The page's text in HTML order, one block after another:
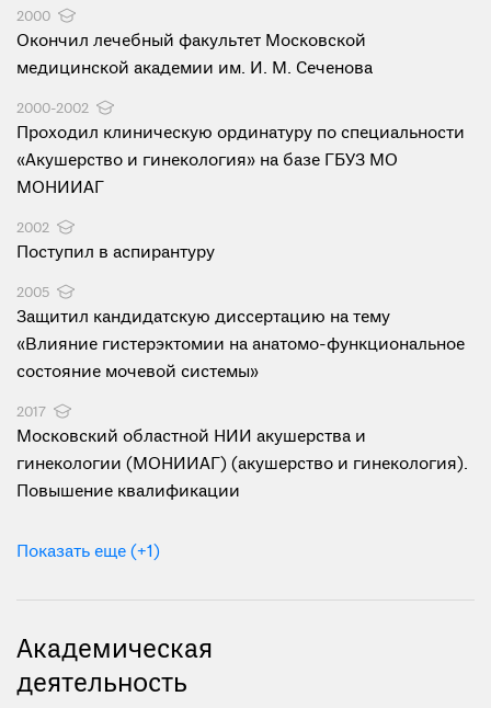
2000
Окончил лечебный факультет Московской
медицинской академии им. И. М. Сеченова
2000-2002
Проходил клиническую ординатуру по специальности
«Акушерство и гинекология» на базе ГБУЗ МО
МОНИИАГ
2002
Поступил в аспирантуру
2005
Защитил кандидатскую диссертацию на тему
«Влияние гистерэктомии на анатомо-функциональное
состояние мочевой системы»
2017
Московский областной НИИ акушерства и
гинекологии (МОНИИАГ) (акушерство и гинекология).
Повышение квалификации
Показать еще (+1)
Академическая
деятельность